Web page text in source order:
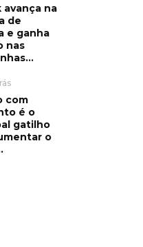
avança na
de
e ganha
nas
com
é o
gatilho
o